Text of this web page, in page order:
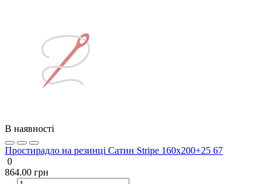
В наявності
Простирадло на резинці Сатин Stripe 160х200+25 67
0
864.00 грн